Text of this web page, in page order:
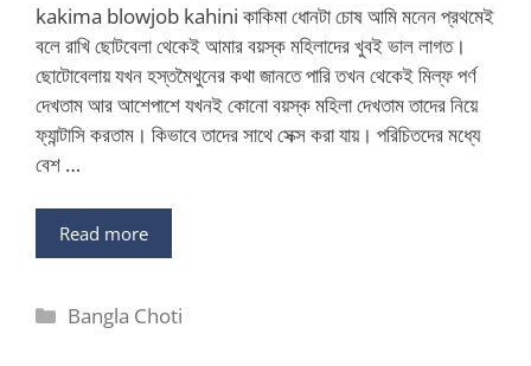
kakima blowjob kahini কাকিমা ধোনটা চোষ আমি মনেন প্রথমেই
বলে রাখি ছোটবেলা থেকেই আমার বয়স্ক মহিলাদের খুবই ভাল লাগত।
ছোটোবেলায় যখন হস্তমৈথুনের কথা জানতে পারি তখন থেকেই মিল্ফ পর্ণ
দেখতাম আর আশেপাশে যখনই কোনো বয়স্ক মহিলা দেখতাম তাদের নিয়ে
ফ্যান্টাসি করতাম। কিভাবে তাদের সাথে সেক্স করা যায়। পরিচিতদের মধ্যে
বেশ …
Read more
Categories
Bangla Choti